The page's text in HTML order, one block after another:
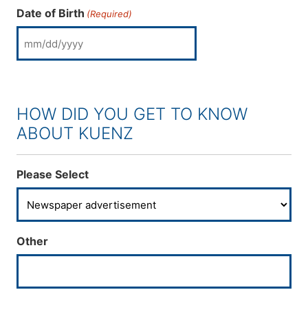
Date of Birth (Required)
MM slash DD slash YYYY
HOW DID YOU GET TO KNOW
ABOUT KUENZ
Please Select
Other